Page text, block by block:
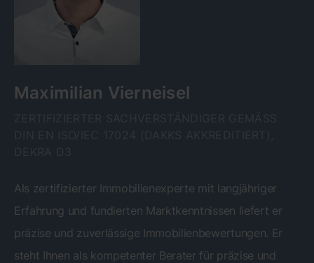
Maximilian Vierneisel
Als zertifizierter Immobilienexperte mit langjähriger
Erfahrung und fundierten Marktkenntnissen liefert er
präzise und zuverlässige Immobilienbewertungen. Er
steht Ihnen als kompetenter Berater für präzise und